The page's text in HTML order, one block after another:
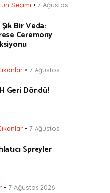
Seçimi
7 Ağustos
Bir Veda:
Ceremony
7 Ağustos
Geri Döndü!
7 Ağustos
Spreyler
7 Ağustos 2026